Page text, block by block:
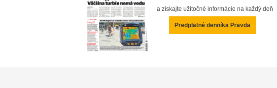
a získajte užitočné informácie na každý deň
Predplatné denníka Pravda